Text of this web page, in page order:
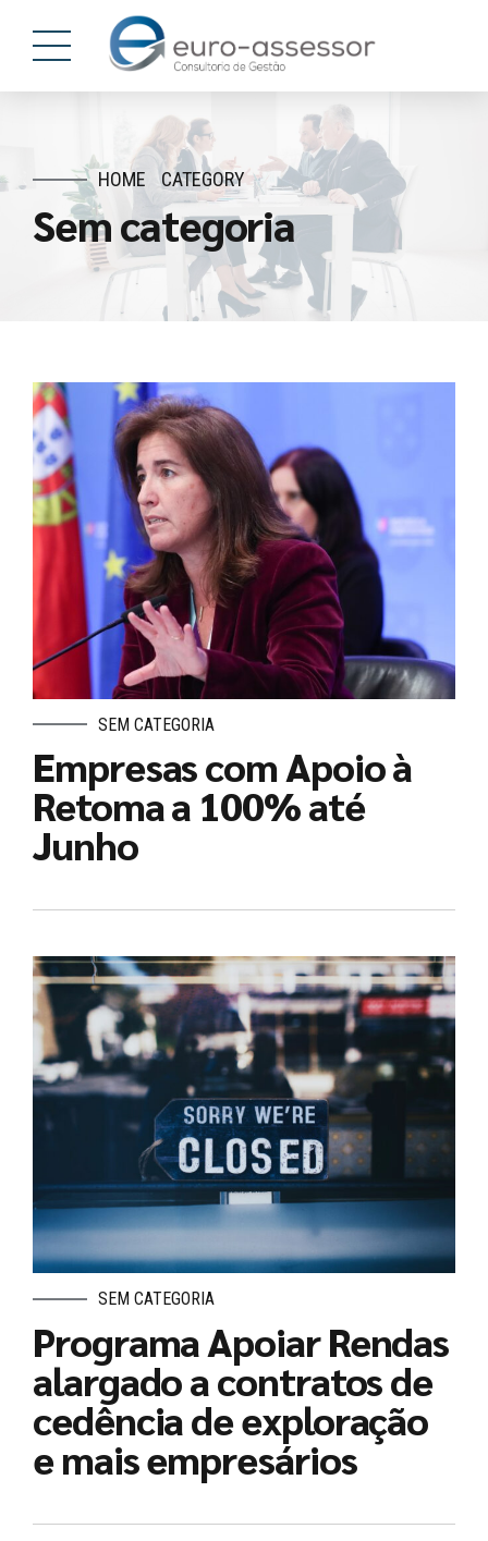
HOME CATEGORY
Sem categoria
SEM CATEGORIA
Empresas com Apoio à
Retoma a 100% até
Junho
SEM CATEGORIA
Programa Apoiar Rendas
alargado a contratos de
cedência de exploração
e mais empresários